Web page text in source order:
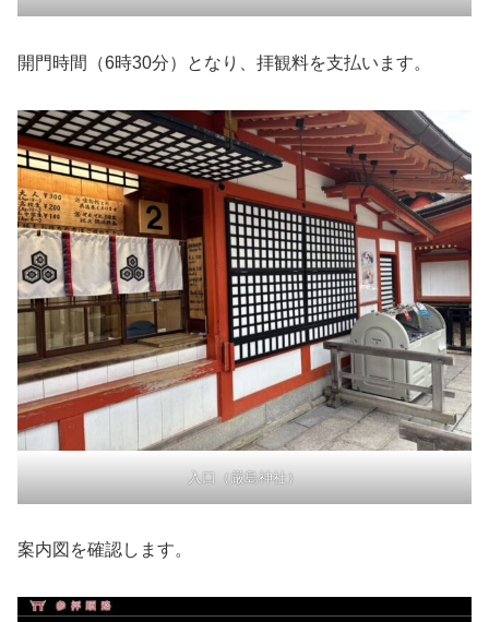
開門時間（6時30分）となり、拝観料を支払います。
入口（厳島神社）
案内図を確認します。